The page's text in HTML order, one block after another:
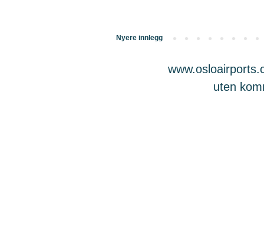
Nyere innlegg
uten